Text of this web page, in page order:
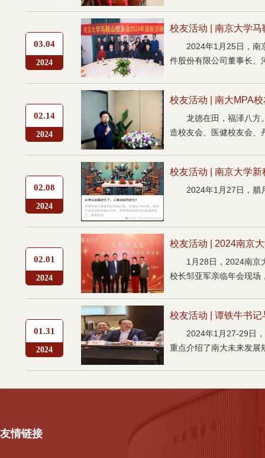
03.04
2024
校友活动 | 南京大学
2024年1月25日，南
件股份有限公司董事长、
02.14
2024
校友活动 | 南大MPA
龙德在田，福泽八方
造校友会、医健校友会、
02.08
2024
校友活动 | 南京大学
2024年1月27日，腊
02.01
2024
校友活动 | 2024南京
1月28日，2024南京
校长邹亚军亲临年会现场
01.31
2024
校友活动 | 谭铁牛书
2024年1月27-29日
重点介绍了南大未来发展
友情链接